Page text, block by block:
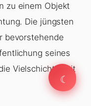
zu einem Objekt
Die jüngsten
bevorstehende
seines
Vielschichtigkeit
☾
☾